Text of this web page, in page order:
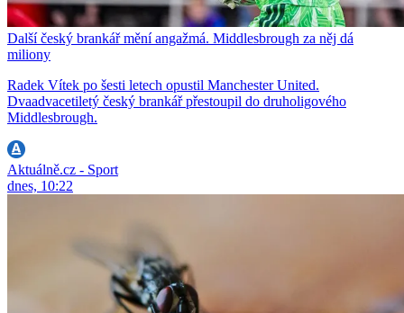
Další český brankář mění angažmá. Middlesbrough za něj dá
miliony
Radek Vítek po šesti letech opustil Manchester United.
Dvaadvacetiletý český brankář přestoupil do druholigového
Middlesbrough.
Aktuálně.cz - Sport
dnes, 10:22